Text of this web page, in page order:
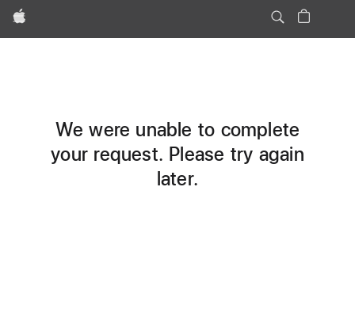
Apple
We were unable to complete
your request. Please try again
later.